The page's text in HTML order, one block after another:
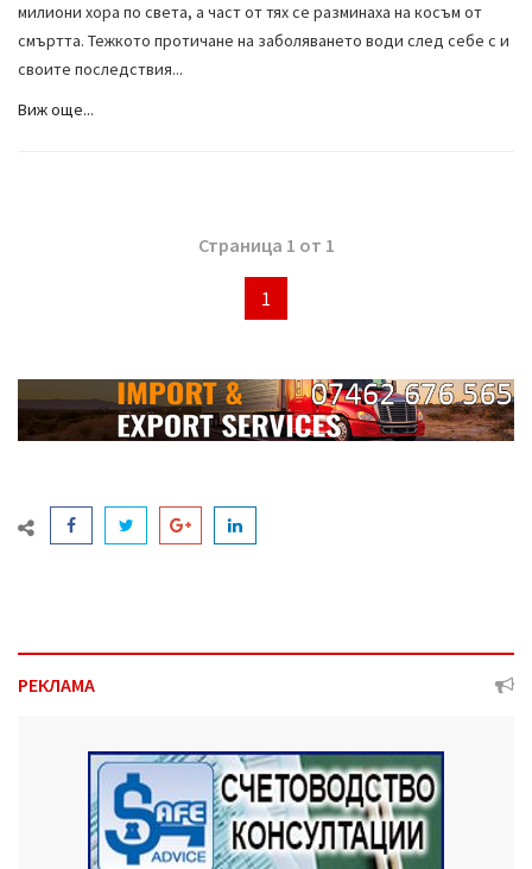
милиони хора по света, а част от тях се разминаха на косъм от
смъртта. Тежкото протичане на заболяването води след себе с и
своите последствия...
Виж още...
Страница 1 от 1
1
РЕКЛАМА